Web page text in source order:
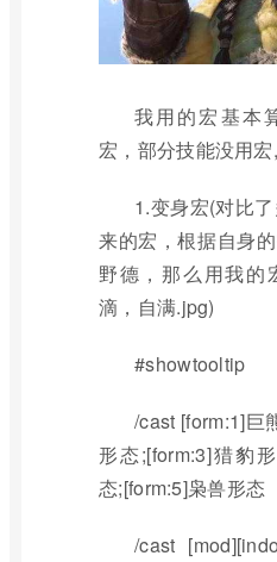
我用的宏基本
宏，部分技能没用
1.变身宏(对比
来的宏，根据自身
野德，那么用我的
滴，自满.jpg)
#showtooltip
/cast [form:1]巨
形态;[form:3]猎豹
态;[form:5]枭兽形态
/cast